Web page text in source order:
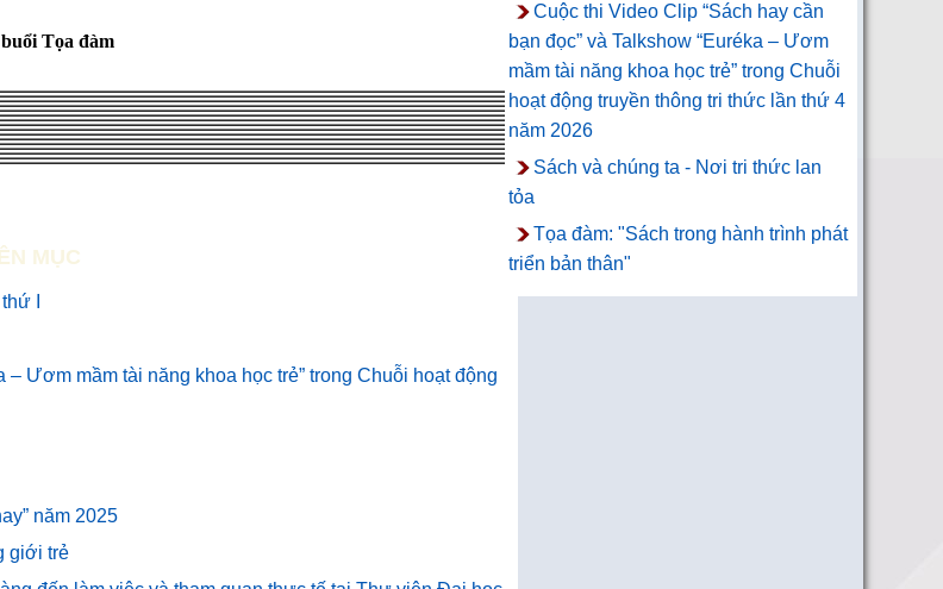
Tọa đàm
MỤC
I
Ươm mầm tài năng khoa học trẻ” trong Chuỗi hoạt động
năm 2025
giới trẻ
Cuộc thi Video Clip “Sách hay cần
bạn đọc” và Talkshow “Euréka – Ươm
mầm tài năng khoa học trẻ” trong Chuỗi
hoạt động truyền thông tri thức lần thứ 4
năm 2026
Sách và chúng ta - Nơi tri thức lan
tỏa
Tọa đàm: "Sách trong hành trình phát
triển bản thân"